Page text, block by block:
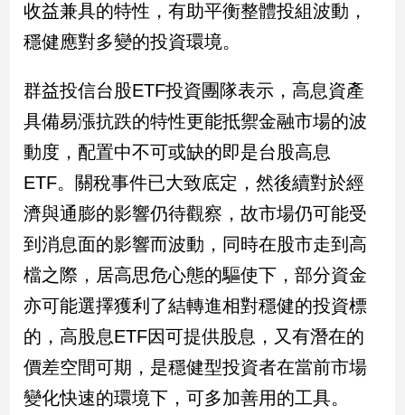
收益兼具的特性，有助平衡整體投組波動，
穩健應對多變的投資環境。
群益投信台股ETF投資團隊表示，高息資產
具備易漲抗跌的特性更能抵禦金融市場的波
動度，配置中不可或缺的即是台股高息
ETF。關稅事件已大致底定，然後續對於經
濟與通膨的影響仍待觀察，故市場仍可能受
到消息面的影響而波動，同時在股市走到高
檔之際，居高思危心態的驅使下，部分資金
亦可能選擇獲利了結轉進相對穩健的投資標
的，高股息ETF因可提供股息，又有潛在的
價差空間可期，是穩健型投資者在當前市場
變化快速的環境下，可多加善用的工具。